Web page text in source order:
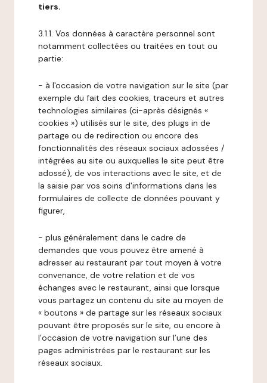
tiers.
3.1.1. Vos données à caractère personnel sont
notamment collectées ou traitées en tout ou
partie:
- à l'occasion de votre navigation sur le site (par
exemple du fait des cookies, traceurs et autres
technologies similaires (ci-après désignés «
cookies ») utilisés sur le site, des plugs in de
partage ou de redirection ou encore des
fonctionnalités des réseaux sociaux adossées /
intégrées au site ou auxquelles le site peut être
adossé), de vos interactions avec le site, et de
la saisie par vos soins d'informations dans les
formulaires de collecte de données pouvant y
figurer,
- plus généralement dans le cadre de
demandes que vous pouvez être amené à
adresser au restaurant par tout moyen à votre
convenance, de votre relation et de vos
échanges avec le restaurant, ainsi que lorsque
vous partagez un contenu du site au moyen de
« boutons » de partage sur les réseaux sociaux
pouvant être proposés sur le site, ou encore à
l’occasion de votre navigation sur l’une des
pages administrées par le restaurant sur les
réseaux sociaux.